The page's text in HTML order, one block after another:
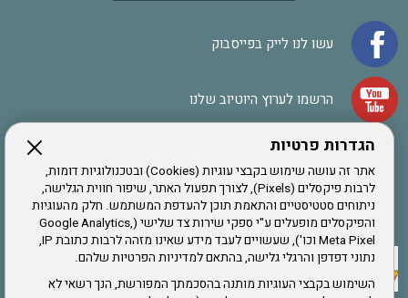
הגדרות פרטיות
אתר זה עושה שימוש בקבצי עוגיות (Cookies) ובטכנולוגיות דומות,
לרבות פיקסלים (Pixels), לצורך תפעול האתר, שיפור חווית הגלישה,
ניתוחים סטטיסטיים והתאמת תוכן להעדפת המשתמש. חלק מהעוגיות
והפיקסלים מופעלים ע"י ספקי שירות צד שלישי (Google Analytics,
Meta Pixel וכו'), שעשויים לעבד מידע שאינו מזהה לרבות כתובת IP,
נתוני דפדפן והרגלי גלישה, בהתאם למדיניות הפרטיות שלהם.
השימוש בקבצי העוגיות מותנה בהסכמתך המפורשת, הנך רשאי לא
עשו לנו לייק בפייסבוק
הרשמו לערוץ היוטיוב שלנו
אתר צה"ל
תקנון האתר